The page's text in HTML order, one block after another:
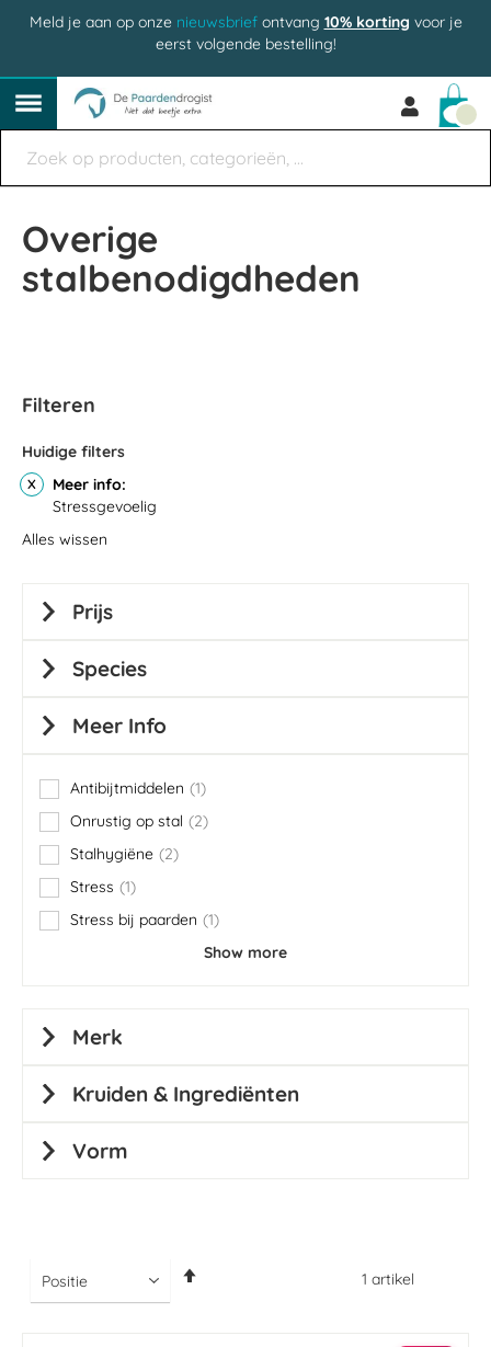
Meld je aan op onze nieuwsbriefontvang 10% korting voor je
eerst volgende bestelling!
Overige
stalbenodigdheden
1 artikel
Filteren
Huidige filters
Meer info
Stressgevoelig
Alles wissen
Prijs
Species
Meer Info
Antibijtmiddelen 1
item
Onrustig op stal
2
items
Stalhygiëne
2
items
Stress
1
item
Stress bij paarden
1
item
Show more
Merk
Kruiden & Ingrediënten
Vorm